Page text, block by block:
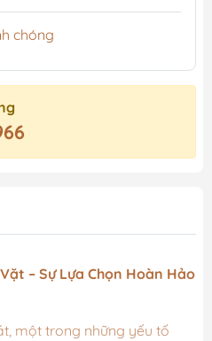
chóng
– Sự Lựa Chọn Hoàn Hảo
một trong những yếu tố